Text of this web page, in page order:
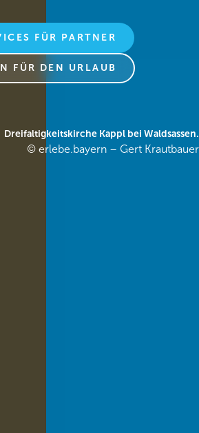
FÜR PARTNER
FÜR DEN URLAUB
Dreifaltigkeitskirche Kappl bei Waldsassen.
© erlebe.bayern – Gert Krautbauer